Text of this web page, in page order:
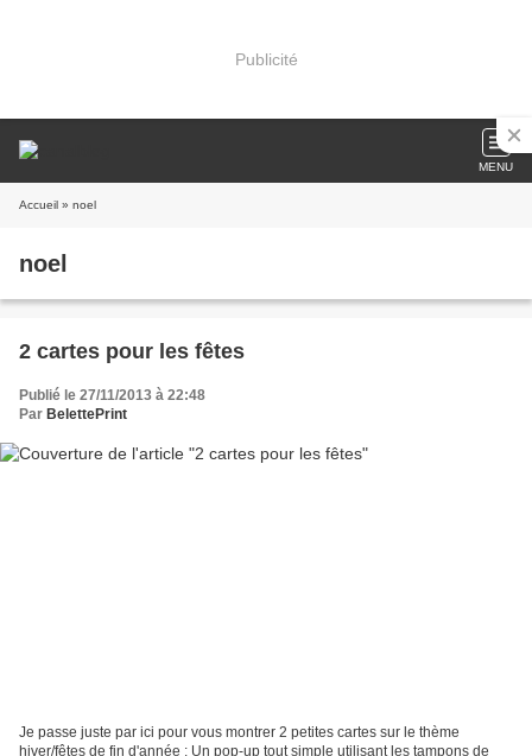
Publicité
MENU
Accueil » noel
noel
2 cartes pour les fêtes
Publié le 27/11/2013 à 22:48
Par BelettePrint
Je passe juste par ici pour vous montrer 2 petites cartes sur le thème
hiver/fêtes de fin d'année : Un pop-up tout simple utilisant les tampons de